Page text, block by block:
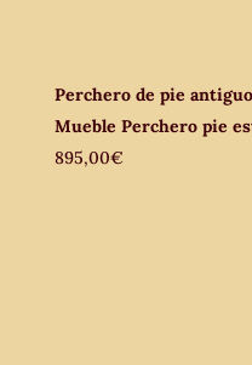
Perchero de pie
Mueble Perchero pie
895,00€